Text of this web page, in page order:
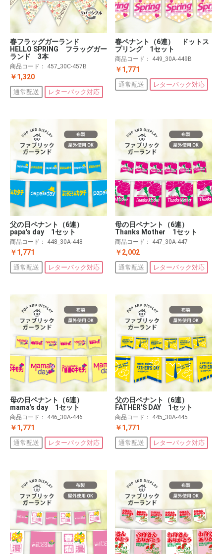
春フラッグガーランド
HELLO SPRING フラッグガー
ランド 3本
商品コード： 457_30C-457B
￥1,320
通常配送 レターパック対応
春ペナント（6連） ドットス
プリング 1セット
商品コード： 449_30A-449B
￥1,771
通常配送 レターパック対応
父の日ペナント（6連）
papa's day 1セット
商品コード： 448_30A-448
￥1,771
通常配送 レターパック対応
母の日ペナント（6連）
Thanks Mother 1セット
商品コード： 447_30A-447
￥2,002
通常配送 レターパック対応
母の日ペナント（6連）
mama's day 1セット
商品コード： 446_30A-446
￥1,771
通常配送 レターパック対応
父の日ペナント（6連）
FATHER'S DAY 1セット
商品コード： 445_30A-445
￥1,771
通常配送 レターパック対応